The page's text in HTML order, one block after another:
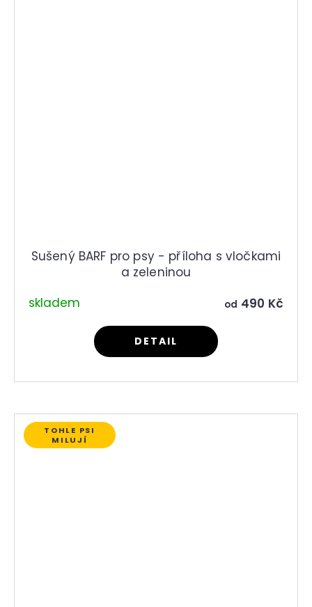
Sušený BARF pro psy - příloha s vločkami
a zeleninou
skladem
od 490 Kč
DETAIL
TOHLE PSI
MILUJÍ